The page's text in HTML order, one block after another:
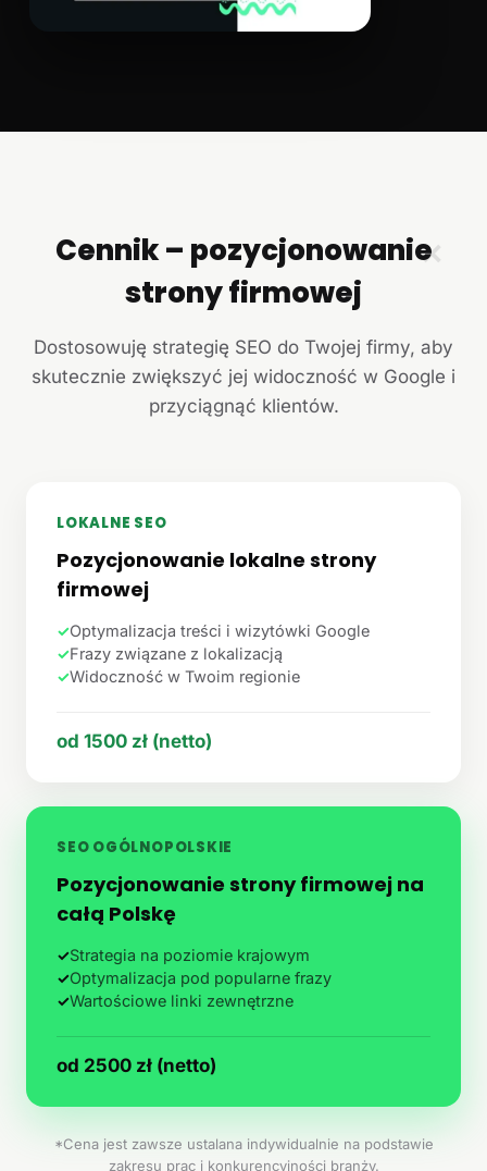
✕
Cennik – pozycjonowanie
strony firmowej
Dostosowuję strategię SEO do Twojej firmy, aby
skutecznie zwiększyć jej widoczność w Google i
przyciągnąć klientów.
LOKALNE SEO
Pozycjonowanie lokalne strony
firmowej
✓Optymalizacja treści i wizytówki Google
✓Frazy związane z lokalizacją
✓Widoczność w Twoim regionie
od 1500 zł (netto)
SEO OGÓLNOPOLSKIE
Pozycjonowanie strony firmowej na
całą Polskę
✓Strategia na poziomie krajowym
✓Optymalizacja pod popularne frazy
✓Wartościowe linki zewnętrzne
od 2500 zł (netto)
*Cena jest zawsze ustalana indywidualnie na podstawie
zakresu prac i konkurencyjności branży.